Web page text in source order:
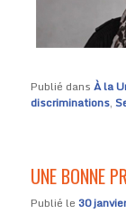
Publié dans À la
discriminations,
UNE BONNE
Publié le30